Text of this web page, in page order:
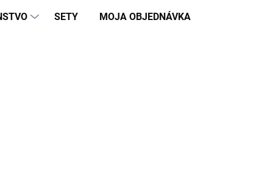
SETY MOJA OBJEDNÁVKA